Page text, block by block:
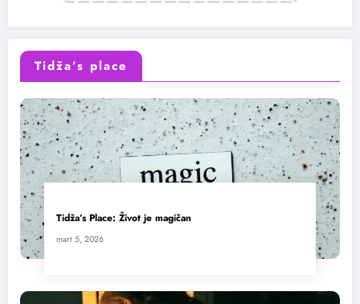
Tidža’s place
Tidža’s Place: Život je magičan
mart 5, 2026